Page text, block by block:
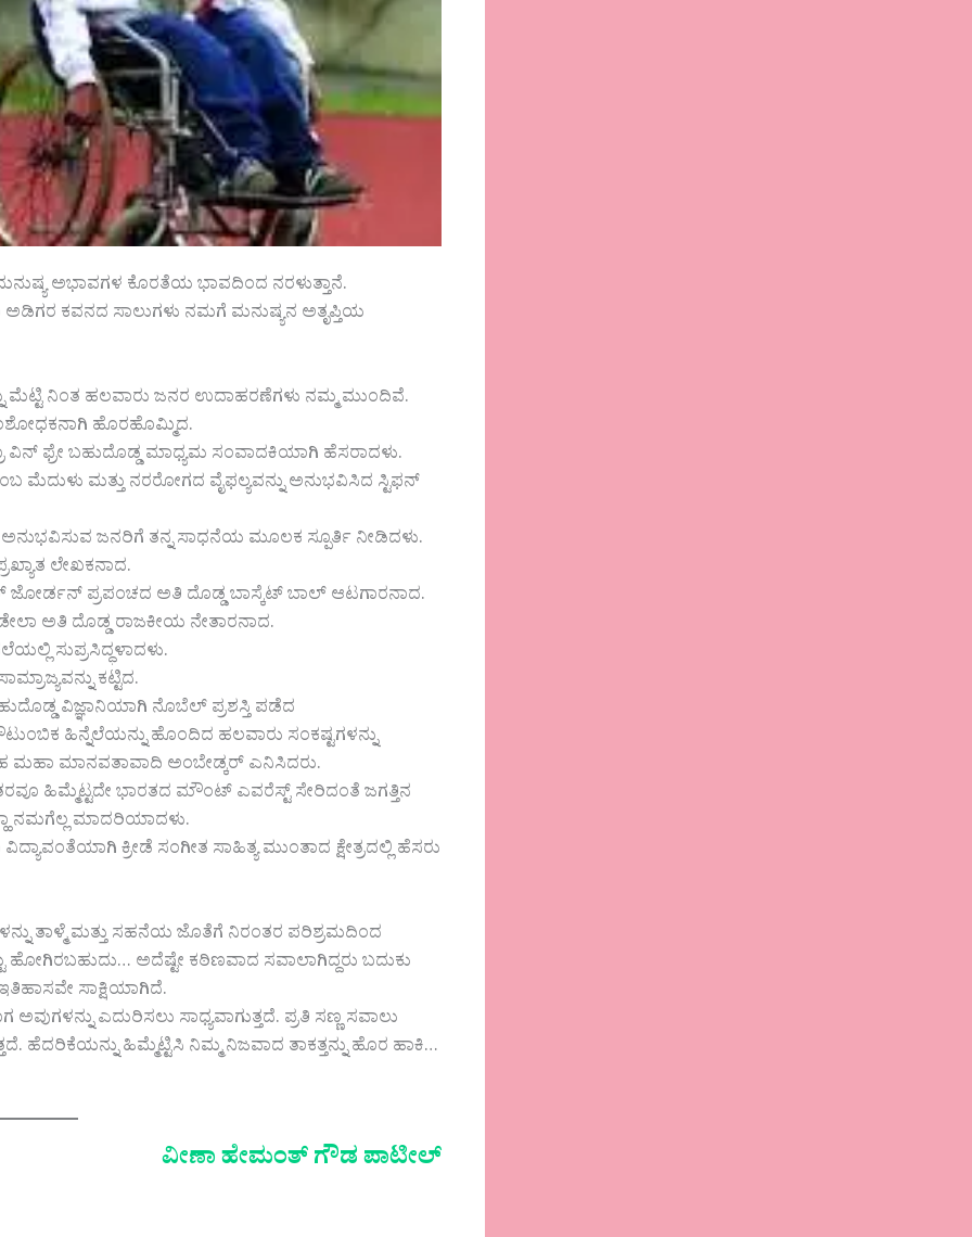
ಅಭಾವಗಳ ಕೊರತೆಯ ಭಾವದಿಂದ ನರಳುತ್ತಾನೆ.
ಅಡಿಗರ ಕವನದ ಸಾಲುಗಳು ನಮಗೆ ಮನುಷ್ಯನ ಅತೃಪ್ತಿಯ
ಮೆಟ್ಟಿ ನಿಂತ ಹಲವಾರು ಜನರ ಉದಾಹರಣೆಗಳು ನಮ್ಮ ಮುಂದಿವೆ.
ಹೊರಹೊಮ್ಮಿದ.
ಫ್ರೇ ಬಹುದೊಡ್ಡ ಮಾಧ್ಯಮ ಸಂವಾದಕಿಯಾಗಿ ಹೆಸರಾದಳು.
ಮತ್ತು ನರರೋಗದ ವೈಫಲ್ಯವನ್ನು ಅನುಭವಿಸಿದ ಸ್ಟಿಫನ್
ಜನರಿಗೆ ತನ್ನ ಸಾಧನೆಯ ಮೂಲಕ ಸ್ಪೂರ್ತಿ ನೀಡಿದಳು.
ಲೇಖಕನಾದ.
ಜೋರ್ಡನ್ ಪ್ರಪಂಚದ ಅತಿ ದೊಡ್ಡ ಬಾಸ್ಕೆಟ್ ಬಾಲ್ ಆಟಗಾರನಾದ.
ಅತಿ ದೊಡ್ಡ ರಾಜಕೀಯ ನೇತಾರನಾದ.
ಸುಪ್ರಸಿದ್ಧಳಾದಳು.
ಕಟ್ಟಿದ.
ವಿಜ್ಞಾನಿಯಾಗಿ ನೊಬೆಲ್ ಪ್ರಶಸ್ತಿ ಪಡೆದ
ಹಿನ್ನೆಲೆಯನ್ನು ಹೊಂದಿದ ಹಲವಾರು ಸಂಕಷ್ಟಗಳನ್ನು
ಮಾನವತಾವಾದಿ ಅಂಬೇಡ್ಕರ್ ಎನಿಸಿದರು.
ಹಿಮ್ಮೆಟ್ಟದೇ ಭಾರತದ ಮೌಂಟ್ ಎವರೆಸ್ಟ್ ಸೇರಿದಂತೆ ಜಗತ್ತಿನ
ನಮಗೆಲ್ಲ ಮಾದರಿಯಾದಳು.
ಕ್ರೀಡೆ ಸಂಗೀತ ಸಾಹಿತ್ಯ ಮುಂತಾದ ಕ್ಷೇತ್ರದಲ್ಲಿ ಹೆಸರು
ತಾಳ್ಮೆ ಮತ್ತು ಸಹನೆಯ ಜೊತೆಗೆ ನಿರಂತರ ಪರಿಶ್ರಮದಿಂದ
ಹೋಗಿರಬಹುದು… ಅದೆಷ್ಟೇ ಕಠಿಣವಾದ ಸವಾಲಾಗಿದ್ದರು ಬದುಕು
ಸಾಕ್ಷಿಯಾಗಿದೆ.
ಎದುರಿಸಲು ಸಾಧ್ಯವಾಗುತ್ತದೆ. ಪ್ರತಿ ಸಣ್ಣ ಸವಾಲು
ಹೆದರಿಕೆಯನ್ನು ಹಿಮ್ಮೆಟ್ಟಿಸಿ ನಿಮ್ಮ ನಿಜವಾದ ತಾಕತ್ತನ್ನು ಹೊರ ಹಾಕಿ…
ವೀಣಾ ಹೇಮಂತ್ ಗೌಡ ಪಾಟೀಲ್